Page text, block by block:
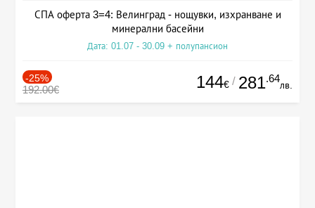
СПА оферта 3=4: Велинград - нощувки, изхранване и
минерални басейни
Дата: 01.07 - 30.09 + полупансион
-25%
192.00€ 144€ / 281.64
лв.